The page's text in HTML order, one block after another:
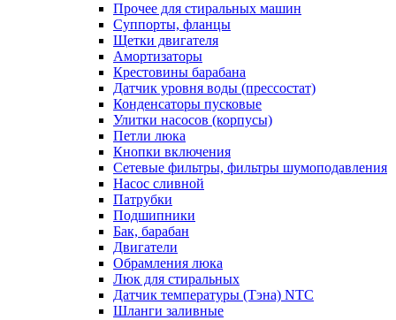
Прочее для стиральных машин
Суппорты, фланцы
Щетки двигателя
Амортизаторы
Крестовины барабана
Датчик уровня воды (прессостат)
Конденсаторы пусковые
Улитки насосов (корпусы)
Петли люка
Кнопки включения
Сетевые фильтры, фильтры шумоподавления
Насос сливной
Патрубки
Подшипники
Бак, барабан
Двигатели
Обрамления люка
Люк для стиральных
Датчик температуры (Тэна) NTC
Шланги заливные